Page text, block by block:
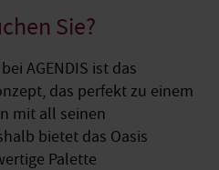
Sie?
AGENDIS ist das
das perfekt zu einem
mit all seinen
bietet das Oasis
Palette